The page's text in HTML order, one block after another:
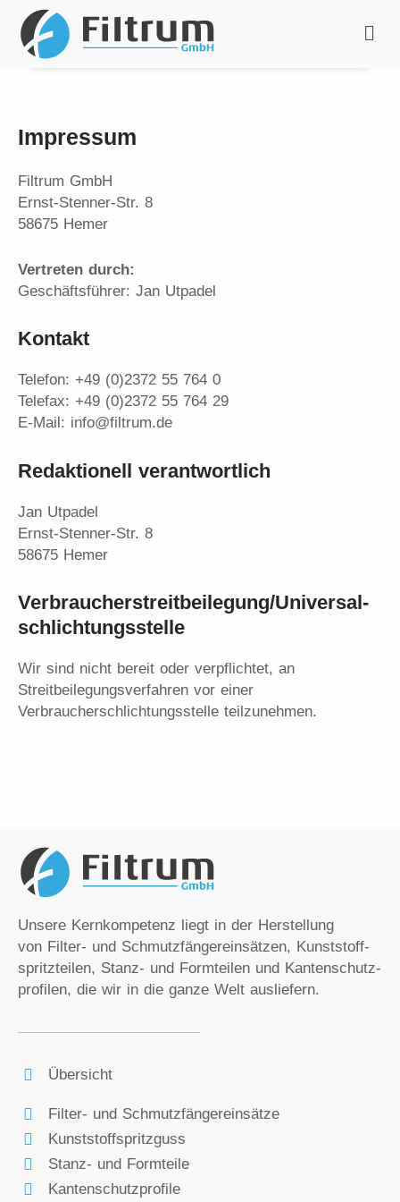
Inhalt
springen
Impressum
Filtrum GmbH
Ernst-Stenner-Str. 8
58675 Hemer
Vertreten durch:
Geschäftsführer: Jan Utpadel
Kontakt
Telefon: +49 (0)2372 55 764 0
Telefax: +49 (0)2372 55 764 29
E-Mail: info@filtrum.de
Redaktionell verantwortlich
Jan Utpadel
Ernst-Stenner-Str. 8
58675 Hemer
Verbraucher­streit­beilegung/Universal­
schlichtungs­stelle
Wir sind nicht bereit oder verpflichtet, an
Streitbeilegungsverfahren vor einer
Verbraucherschlichtungsstelle teilzunehmen.
Unsere Kernkompetenz liegt in der Herstellung
von Filter- und Schmutzfänger­einsätzen, Kunststoff­
spritz­teilen, Stanz- und Formteilen und Kantenschutz­
profilen, die wir in die ganze Welt ausliefern.
Übersicht
Filter- und Schmutzfängereinsätze
Kunststoffspritzguss
Stanz- und Formteile
Kantenschutzprofile